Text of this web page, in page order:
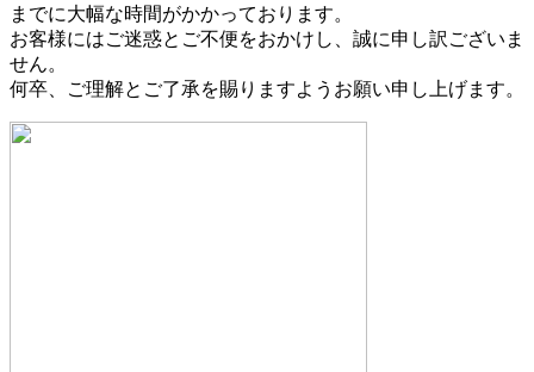
までに大幅な時間がかかっております。
お客様にはご迷惑とご不便をおかけし、誠に申し訳ございま
せん。
何卒、ご理解とご了承を賜りますようお願い申し上げます。